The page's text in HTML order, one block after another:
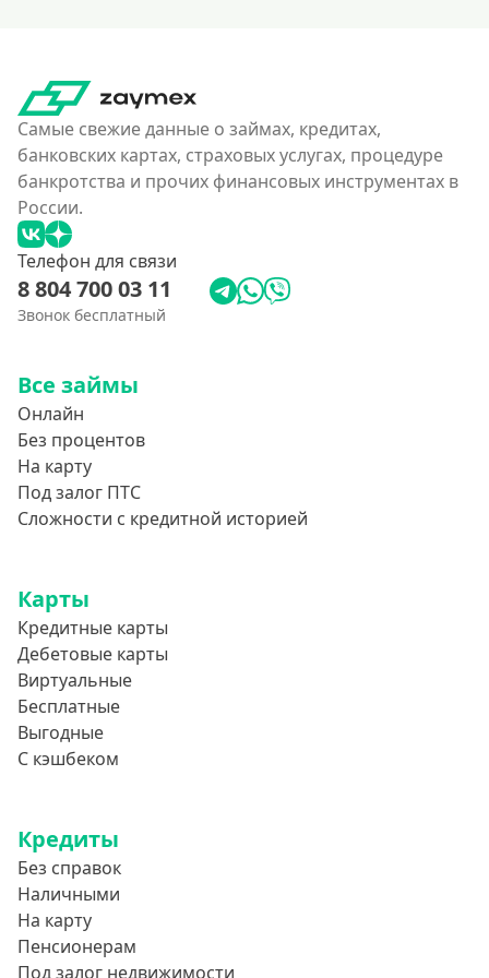
180000 руб
200000 руб
300000 руб
350 тысяч
400000 руб
4500000 руб
500000 руб
600 тысяч
650000 руб
700000 руб
750000 руб
800000 руб
900000 руб
950000 руб
Целевые
Ремонт
Лечение
Стоматология
Неотложные нужды
Образование
Самые свежие данные о займах, кредитах,
банковских картах, страховых услугах, процедуре
банкротства и прочих финансовых инструментах в
России.
Телефон для связи
8 804 700 03 11
Звонок бесплатный
Все займы
Онлайн
Без процентов
На карту
Под залог ПТС
Сложности с кредитной историей
Карты
Кредитные карты
Дебетовые карты
Виртуальные
Бесплатные
Выгодные
С кэшбеком
Кредиты
Без справок
Наличными
На карту
Пенсионерам
Под залог недвижимости